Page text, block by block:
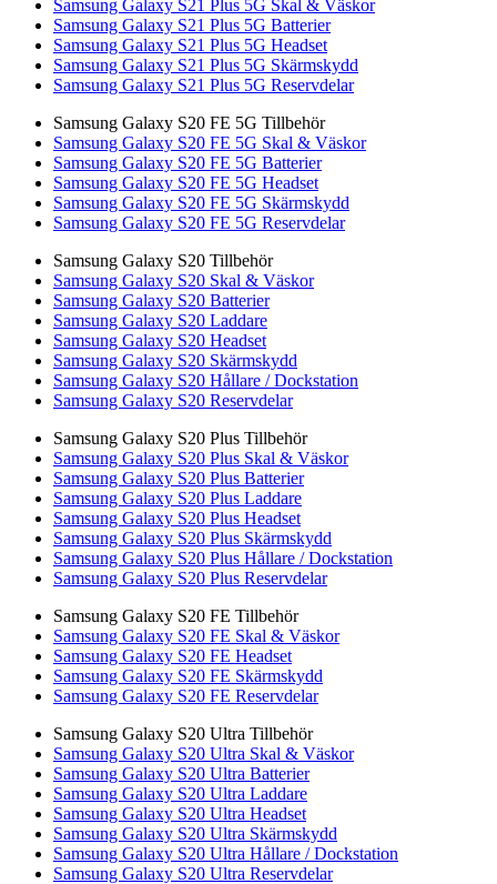
Samsung Galaxy S21 Plus 5G Skal & Väskor
Samsung Galaxy S21 Plus 5G Batterier
Samsung Galaxy S21 Plus 5G Headset
Samsung Galaxy S21 Plus 5G Skärmskydd
Samsung Galaxy S21 Plus 5G Reservdelar
Samsung Galaxy S20 FE 5G Tillbehör
Samsung Galaxy S20 FE 5G Skal & Väskor
Samsung Galaxy S20 FE 5G Batterier
Samsung Galaxy S20 FE 5G Headset
Samsung Galaxy S20 FE 5G Skärmskydd
Samsung Galaxy S20 FE 5G Reservdelar
Samsung Galaxy S20 Tillbehör
Samsung Galaxy S20 Skal & Väskor
Samsung Galaxy S20 Batterier
Samsung Galaxy S20 Laddare
Samsung Galaxy S20 Headset
Samsung Galaxy S20 Skärmskydd
Samsung Galaxy S20 Hållare / Dockstation
Samsung Galaxy S20 Reservdelar
Samsung Galaxy S20 Plus Tillbehör
Samsung Galaxy S20 Plus Skal & Väskor
Samsung Galaxy S20 Plus Batterier
Samsung Galaxy S20 Plus Laddare
Samsung Galaxy S20 Plus Headset
Samsung Galaxy S20 Plus Skärmskydd
Samsung Galaxy S20 Plus Hållare / Dockstation
Samsung Galaxy S20 Plus Reservdelar
Samsung Galaxy S20 FE Tillbehör
Samsung Galaxy S20 FE Skal & Väskor
Samsung Galaxy S20 FE Headset
Samsung Galaxy S20 FE Skärmskydd
Samsung Galaxy S20 FE Reservdelar
Samsung Galaxy S20 Ultra Tillbehör
Samsung Galaxy S20 Ultra Skal & Väskor
Samsung Galaxy S20 Ultra Batterier
Samsung Galaxy S20 Ultra Laddare
Samsung Galaxy S20 Ultra Headset
Samsung Galaxy S20 Ultra Skärmskydd
Samsung Galaxy S20 Ultra Hållare / Dockstation
Samsung Galaxy S20 Ultra Reservdelar